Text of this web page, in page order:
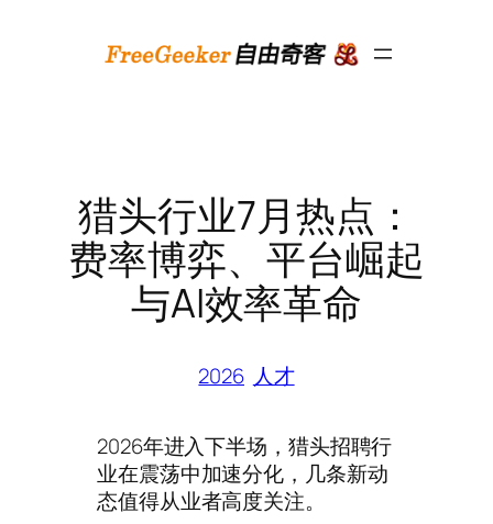
猎头行业7月热点：
费率博弈、平台崛起
与AI效率革命
2026 人才
2026年进入下半场，猎头招聘行
业在震荡中加速分化，几条新动
态值得从业者高度关注。